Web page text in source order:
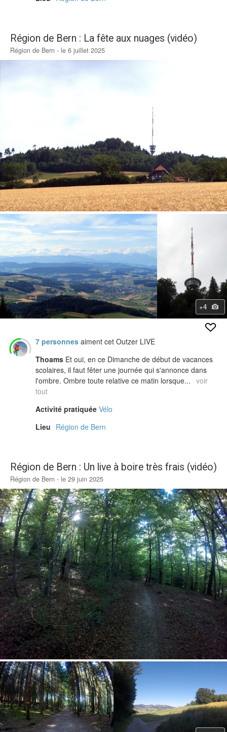
Région de Bern : La fête aux nuages (vidéo)
Région de Bern - le 6 juillet 2025
+4
7 personnes aiment cet Outzer LIVE
Thoams Et oui, en ce Dimanche de début de vacances
scolaires, il faut fêter une journée qui s'annonce dans
l'ombre. Ombre toute relative ce matin lorsque... voir
tout
Activité pratiquée Vélo
Lieu Région de Bern
Région de Bern : Un live à boire très frais (vidéo)
Région de Bern - le 29 juin 2025